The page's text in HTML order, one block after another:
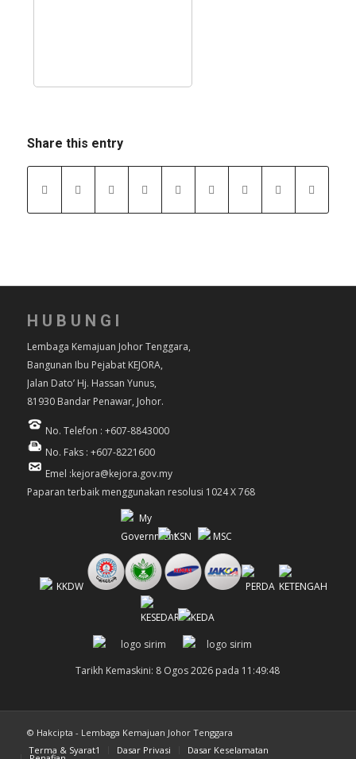
Share this entry
HUBUNGI
Lembaga Kemajuan Johor Tenggara,
Bangunan Ibu Pejabat KEJORA,
Jalan Dato’ Hj. Hassan Yunus,
81930 Bandar Penawar, Johor.
No. Telefon : +607-8843000
No. Faks : +607-8221600
Emel :kejora@kejora.gov.my
Paparan terbaik menggunakan resolusi 1024 X 768
Tarikh Kemaskini: 8 Ogos 2026 pada 11:49:48
© Hakcipta - Lembaga Kemajuan Johor Tenggara
Terma & Syarat1
Dasar Privasi Dasar Keselamatan